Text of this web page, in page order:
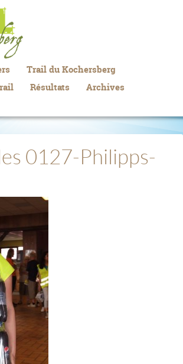
Trail du Kochersberg
Résultats
Archives
0127-Philipps-